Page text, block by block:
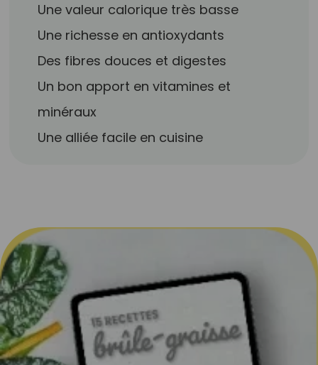
Une valeur calorique très basse
Une richesse en antioxydants
Des fibres douces et digestes
Un bon apport en vitamines et
minéraux
Une alliée facile en cuisine